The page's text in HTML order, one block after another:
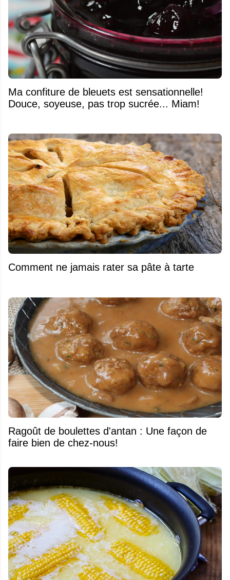
Ma confiture de bleuets est sensationnelle!
Douce, soyeuse, pas trop sucrée... Miam!
Comment ne jamais rater sa pâte à tarte
Ragoût de boulettes d'antan : Une façon de
faire bien de chez-nous!